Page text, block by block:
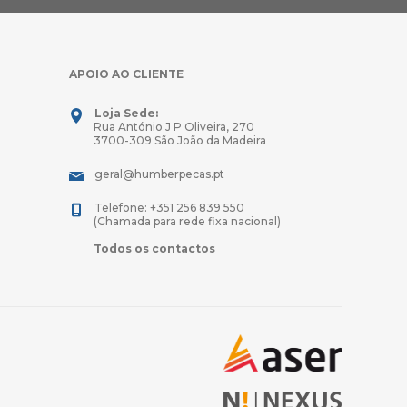
APOIO AO CLIENTE
Loja Sede:
Rua António J P Oliveira, 270
3700-309 São João da Madeira
geral@humberpecas.pt
Telefone: +351 256 839 550
(Chamada para rede fixa nacional)
Todos os contactos